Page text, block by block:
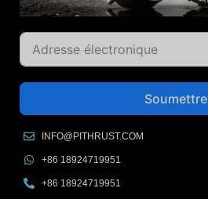
Soumettre
INFO@PITHRUST.COM
+86 18924719951
+86 18924719951